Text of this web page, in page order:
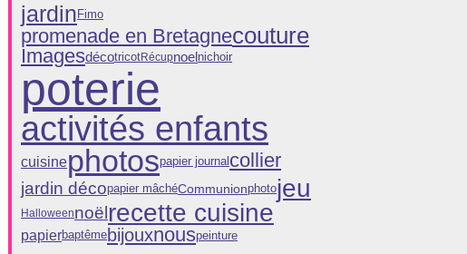
jardinFimo
promenade en Bretagnecouture
ImagesdécotricotRécupnoelnichoir
poterie
activités enfants
cuisinephotospapier journal collier
jardin décopapier mâchéCommunionphotojeu
Halloweennoëlrecette cuisine
papierbaptême bijouxnouspeinture